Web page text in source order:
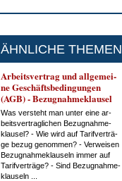
ÄHNLICHE THEMEN
Ar­beits­ver­trag und all­ge­mei­
ne Ge­schäfts­be­din­gun­gen
(AGB) - Be­zug­nah­me­klau­sel
Was ver­steht man un­ter ei­ne ar­
beits­ver­trag­li­chen Be­zug­nah­me­
klau­sel? - Wie wird auf Ta­rif­ver­trä­
ge be­zug ge­nom­men? - Ver­wei­sen
Be­zug­nah­me­klau­seln im­mer auf
Ta­rif­ver­trä­ge? - Sind Be­zug­nah­me­
klau­seln ...